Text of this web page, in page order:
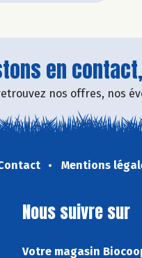
en
nos offres, nos
Mentions
Nous suivre sur
Votre magasin